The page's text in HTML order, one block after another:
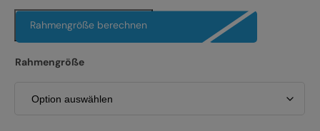
Alle entdecken
Rahmengröße berechnen
Rahmengröße